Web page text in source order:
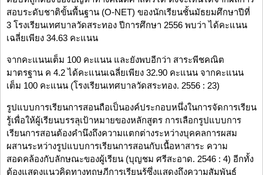
สอบระดับชาติขั้นพื้นฐาน (O-NET) ของนักเรียนชั้นมัธยมศึกษาปีที่
3 โรงเรียนเทศบาลวัดสระทอง ปีการศึกษา 2556 พบว่า ได้คะแนน
เฉลี่ยเพียง 34.63 คะแนน
จากคะแนนเต็ม 100 คะแนน และยังพบอีกว่า สาระพีชคณิต
มาตรฐาน ค 4.2 ได้คะแนนเฉลี่ยเพียง 32.90 คะแนน จากคะแนน
เต็ม 100 คะแนน (โรงเรียนเทศบาลวัดสระทอง. 2556 : 23)
รูปแบบการเรียนการสอนถือเป็นองค์ประกอบหนึ่งในการจัดการเรียน
รู้เพื่อให้ผู้เรียนบรรลุเป้าหมายของหลักสูตร การเลือกรูปแบบการ
เรียนการสอนต้องคำนึงถึงความแตกต่างระหว่างบุคคลการผสม
ผสานระหว่างรูปแบบการเรียนการสอนกับเนื้อหาสาระ ความ
สอดคล้องกับลักษณะของผู้เรียน (บุญชม ศรีสะอาด. 2546 : 4) อีกทั้ง
ต้องแสดงแนวคิดทางทฤษฎีการเรียนรู้ซึ่งแสดงถึงความสัมพันธ์